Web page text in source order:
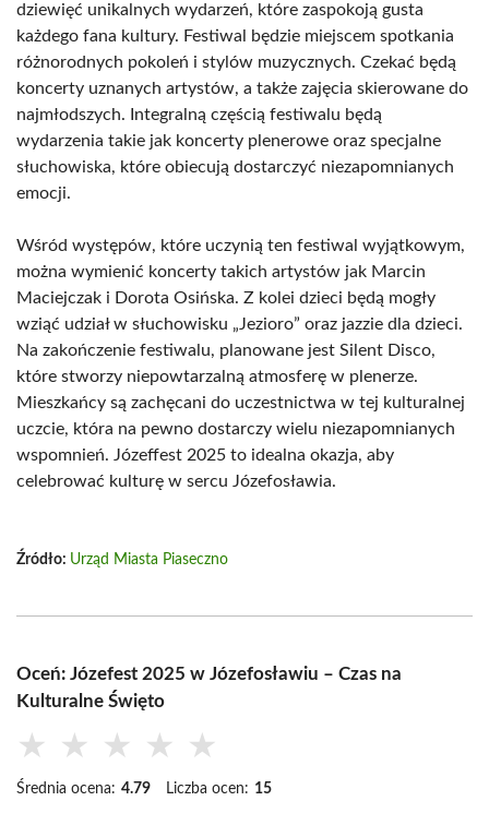
dziewięć unikalnych wydarzeń, które zaspokoją gusta
każdego fana kultury. Festiwal będzie miejscem spotkania
różnorodnych pokoleń i stylów muzycznych. Czekać będą
koncerty uznanych artystów, a także zajęcia skierowane do
najmłodszych. Integralną częścią festiwalu będą
wydarzenia takie jak koncerty plenerowe oraz specjalne
słuchowiska, które obiecują dostarczyć niezapomnianych
emocji.
Wśród występów, które uczynią ten festiwal wyjątkowym,
można wymienić koncerty takich artystów jak Marcin
Maciejczak i Dorota Osińska. Z kolei dzieci będą mogły
wziąć udział w słuchowisku „Jezioro” oraz jazzie dla dzieci.
Na zakończenie festiwalu, planowane jest Silent Disco,
które stworzy niepowtarzalną atmosferę w plenerze.
Mieszkańcy są zachęcani do uczestnictwa w tej kulturalnej
uczcie, która na pewno dostarczy wielu niezapomnianych
wspomnień. Józeffest 2025 to idealna okazja, aby
celebrować kulturę w sercu Józefosławia.
Źródło: Urząd Miasta Piaseczno
Oceń: Józefest 2025 w Józefosławiu – Czas na
Kulturalne Święto
★ ★ ★ ★ ★
Średnia ocena: 4.79 Liczba ocen: 15